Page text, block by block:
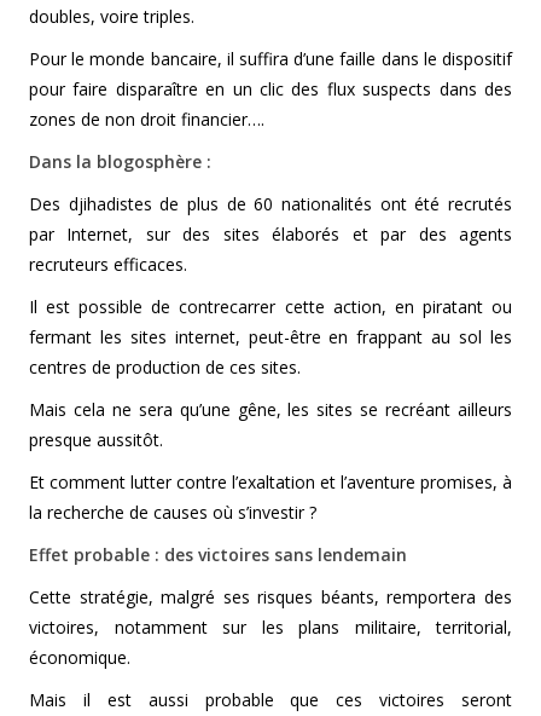
doubles, voire triples.
Pour le monde bancaire, il suffira d’une faille dans le dispositif
pour faire disparaître en un clic des flux suspects dans des
zones de non droit financier….
Dans la blogosphère :
Des djihadistes de plus de 60 nationalités ont été recrutés
par Internet, sur des sites élaborés et par des agents
recruteurs efficaces.
Il est possible de contrecarrer cette action, en piratant ou
fermant les sites internet, peut-être en frappant au sol les
centres de production de ces sites.
Mais cela ne sera qu’une gêne, les sites se recréant ailleurs
presque aussitôt.
Et comment lutter contre l’exaltation et l’aventure promises, à
la recherche de causes où s’investir ?
Effet probable : des victoires sans lendemain
Cette stratégie, malgré ses risques béants, remportera des
victoires, notamment sur les plans militaire, territorial,
économique.
Mais il est aussi probable que ces victoires seront